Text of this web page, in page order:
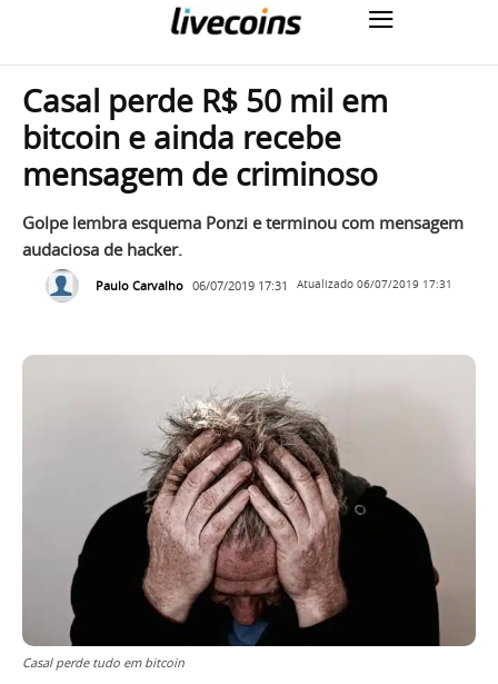
Casal perde R$ 50 mil em
bitcoin e ainda recebe
mensagem de criminoso
Golpe lembra esquema Ponzi e terminou com mensagem
audaciosa de hacker.
Paulo Carvalho 06/07/2019 17:31 Atualizado 06/07/2019 17:31
Casal perde tudo em bitcoin